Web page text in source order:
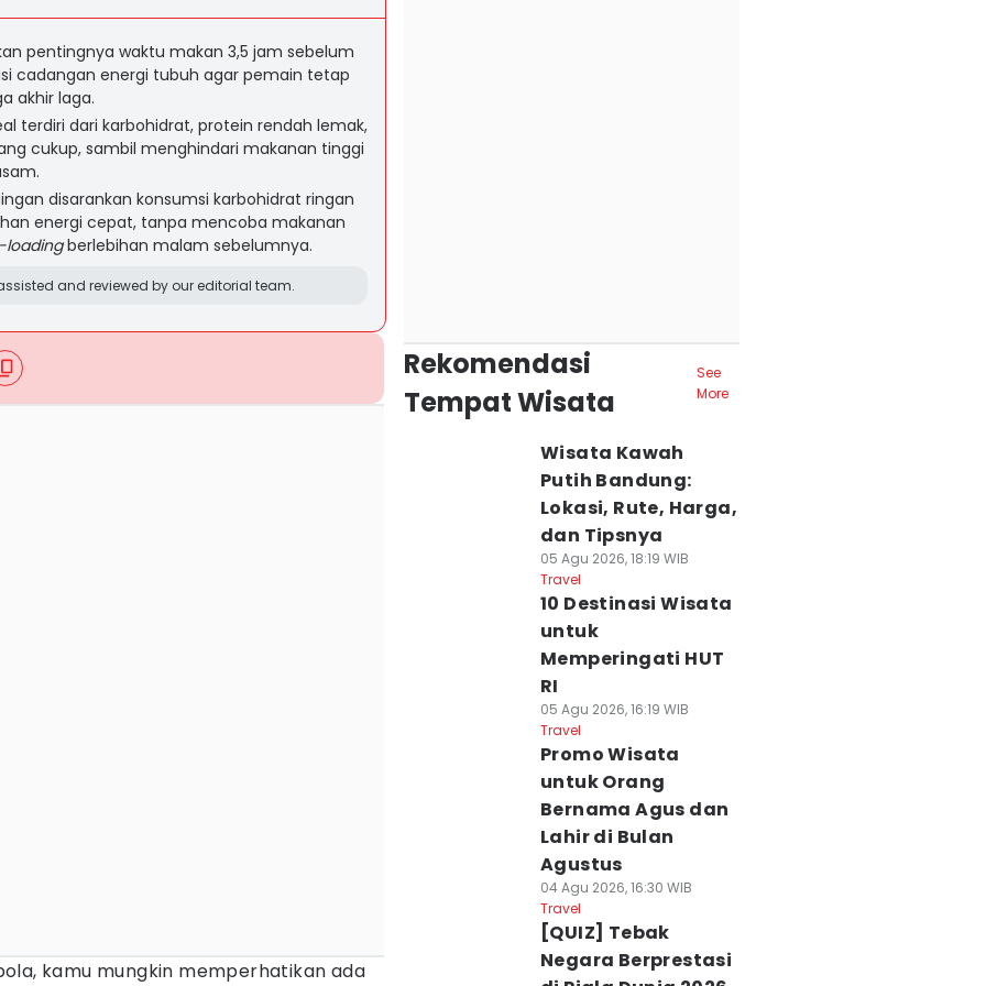
pentingnya waktu makan 3,5 jam sebelum
cadangan energi tubuh agar pemain tetap
akhir laga.
terdiri dari karbohidrat, protein rendah lemak,
cukup, sambil menghindari makanan tinggi
disarankan konsumsi karbohidrat ringan
energi cepat, tanpa mencoba makanan
loadingberlebihan malam sebelumnya.
and reviewed by our editorial team.
kamu mungkin memperhatikan ada
Rekomendasi
Tempat Wisata
See
More
Wisata Kawah
Putih Bandung:
Lokasi, Rute, Harga,
dan Tipsnya
05 Agu 2026, 18:19 WIB
Travel
10 Destinasi Wisata
untuk
Memperingati HUT
RI
05 Agu 2026, 16:19 WIB
Travel
Promo Wisata
untuk Orang
Bernama Agus dan
Lahir di Bulan
Agustus
04 Agu 2026, 16:30 WIB
Travel
[QUIZ] Tebak
Negara Berprestasi